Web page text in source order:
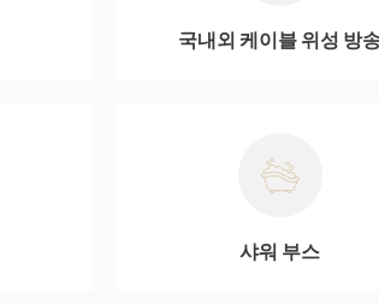
국내외 케이블 위성 방
샤워 부스